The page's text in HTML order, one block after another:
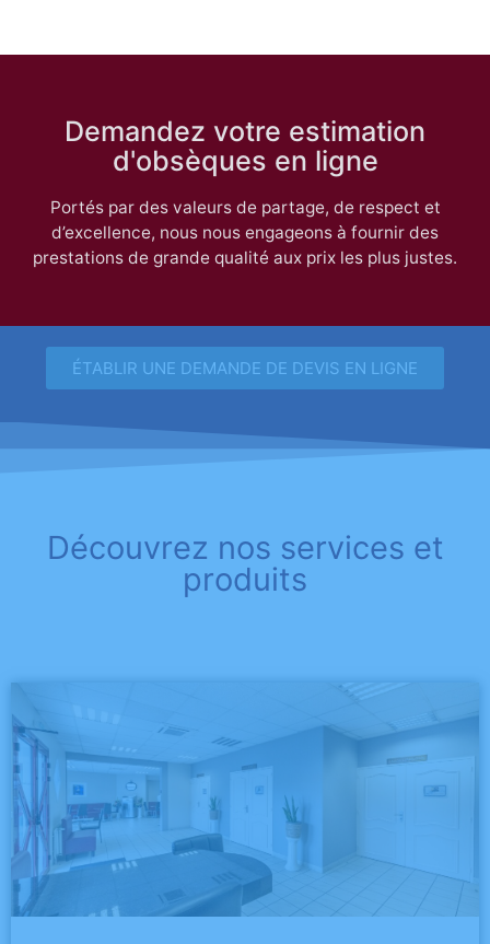
Demandez votre estimation
d'obsèques en ligne
Portés par des valeurs de partage, de respect et
d’excellence, nous nous engageons à fournir des
prestations de grande qualité aux prix les plus justes.
ÉTABLIR UNE DEMANDE DE DEVIS EN LIGNE
Découvrez nos services et
produits